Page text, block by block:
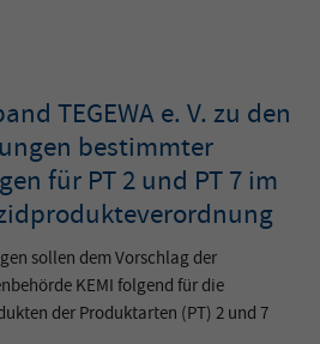
TEGEWA e. V. zu den
bestimmter
für PT 2 und PT 7 im
sollen dem Vorschlag der
KEMI folgend für die
der Produktarten (PT) 2 und 7